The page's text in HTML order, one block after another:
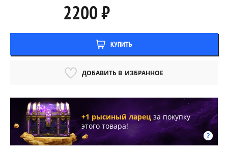
2200 ₽
КУПИТЬ
ДОБАВИТЬ В ИЗБРАННОЕ
+1 рысиный ларец за покупку
этого товара!